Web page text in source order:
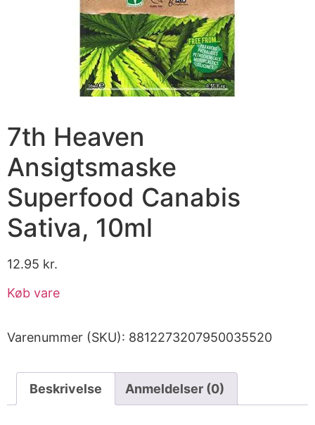
7th Heaven
Ansigtsmaske
Superfood Canabis
Sativa, 10ml
12.95 kr.
Køb vare
Varenummer (SKU): 8812273207950035520
Beskrivelse Anmeldelser (0)